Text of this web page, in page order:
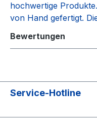
hochwertige
von Hand gefertigt.
Bewertungen
Service-Hotline